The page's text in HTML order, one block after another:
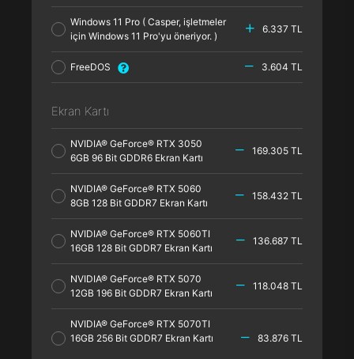
Windows 11 Pro ( Casper, işletmeler
için Windows 11 Pro'yu öneriyor. )
6.337 TL
FreeDOS 3.604 TL
Ekran Kartı
NVIDIA® GeForce® RTX 3050
6GB 96 Bit GDDR6 Ekran Kartı
169.305 TL
NVIDIA® GeForce® RTX 5060
8GB 128 Bit GDDR7 Ekran Kartı
158.432 TL
NVIDIA® GeForce® RTX 5060TI
16GB 128 Bit GDDR7 Ekran Kartı
136.687 TL
NVIDIA® GeForce® RTX 5070
12GB 196 Bit GDDR7 Ekran Kartı
118.048 TL
NVIDIA® GeForce® RTX 5070TI
16GB 256 Bit GDDR7 Ekran Kartı
83.876 TL